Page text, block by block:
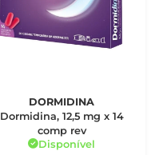
DORMIDINA
Dormidina, 12,5 mg x 14
comp rev
Disponível